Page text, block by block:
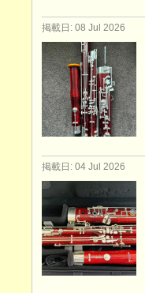
掲載日: 08 Jul 2026
掲載日: 04 Jul 2026